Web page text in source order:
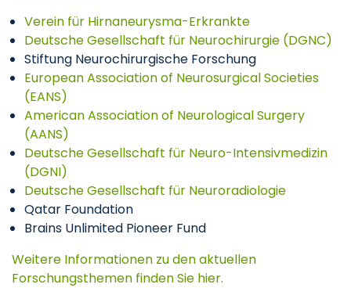
Verein für Hirnaneurysma-Erkrankte
Deutsche Gesellschaft für Neurochirurgie (DGNC)
Stiftung Neurochirurgische Forschung
European Association of Neurosurgical Societies
(EANS)
American Association of Neurological Surgery
(AANS)
Deutsche Gesellschaft für Neuro-Intensivmedizin
(DGNI)
Deutsche Gesellschaft für Neuroradiologie
Qatar Foundation
Brains Unlimited Pioneer Fund
Weitere Informationen zu den aktuellen
Forschungsthemen finden Sie hier.